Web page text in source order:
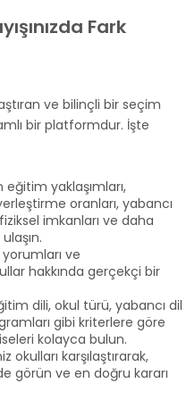
Fark
ve bilinçli bir seçim
bir platformdur. İşte
eğitim yaklaşımları,
oranları, yabancı
imkanları ve daha
ve
hakkında gerçekçi bir
dili, okul türü, yabancı dil
gibi kriterlere göre
kolayca bulun.
okulları karşılaştırarak,
görün ve en doğru kararı